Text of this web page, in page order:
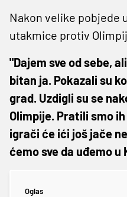
Nakon velike pobjede
utakmice protiv
"Dajem sve od sebe,
bitan ja. Pokazali su
grad. Uzdigli su se
Olimpije. Pratili smo
igrači će ići još jače
ćemo sve da uđemo
Oglas